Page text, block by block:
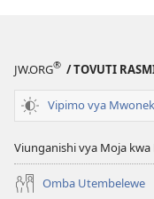
JW.ORG® / TOVUTI
Vipimo vya
Viunganishi vya Moja kwa
Omba Utembelewe